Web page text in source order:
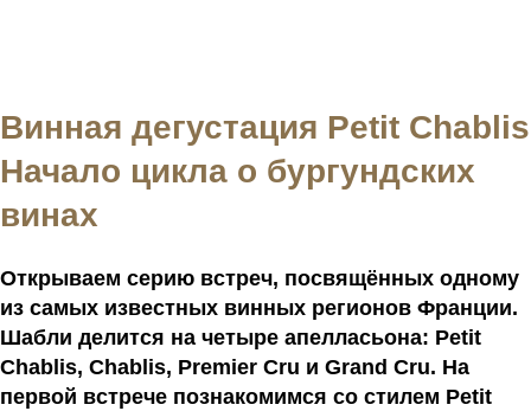
Винная дегустация Petit Chablis
Начало цикла о бургундских
винах
Открываем серию встреч, посвящённых одному
из самых известных винных регионов Франции.
Шабли делится на четыре апелласьона: Petit
Chablis, Chablis, Premier Cru и Grand Cru. На
первой встрече познакомимся со стилем Petit